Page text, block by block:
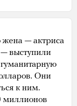
жена — актриса
выступили
Они
к ним.
миллионов